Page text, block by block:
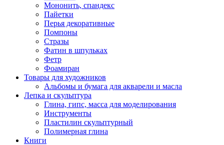
Мононить, спандекс
Пайетки
Перья декоративные
Помпоны
Стразы
Фатин в шпульках
Фетр
Фоамиран
Товары для художников
Альбомы и бумага для акварели и масла
Лепка и скульптура
Глина, гипс, масса для моделирования
Инструменты
Пластилин скульптурный
Полимерная глина
Книги